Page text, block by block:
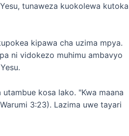
tunaweza kuokolewa kutoka
kipawa cha uzima mpya.
ni vidokezo muhimu ambavyo
kosa lako. "Kwa maana
3:23). Lazima uwe tayari